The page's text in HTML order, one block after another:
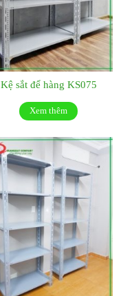
Kệ sắt để hàng KS075
Xem thêm